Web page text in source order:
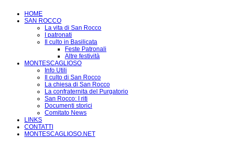
HOME
SAN ROCCO
La vita di San Rocco
I patronati
Il culto in Basilicata
Feste Patronali
Altre festività
MONTESCAGLIOSO
Info Utili
Il culto di San Rocco
La chiesa di San Rocco
La confraternita del Purgatorio
San Rocco: I riti
Documenti storici
Comitato News
LINKS
CONTATTI
MONTESCAGLIOSO.NET